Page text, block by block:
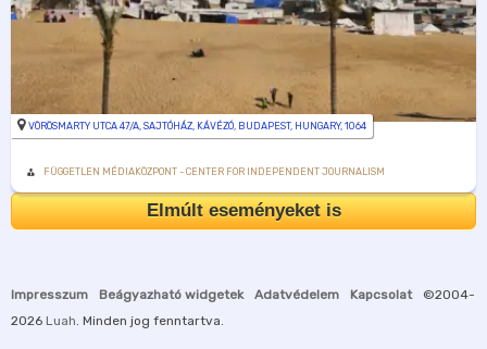
VÖRÖSMARTY UTCA 47/A, SAJTÓHÁZ, KÁVÉZÓ, BUDAPEST, HUNGARY, 1064
FÜGGETLEN MÉDIAKÖZPONT - CENTER FOR INDEPENDENT JOURNALISM
Elmúlt eseményeket is
Impresszum Beágyazható widgetek Adatvédelem Kapcsolat
©2004-
2026 Luah . Minden jog fenntartva.